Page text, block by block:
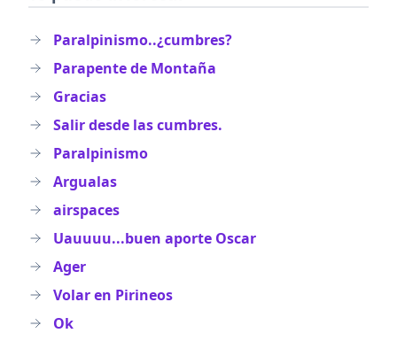
Paralpinismo..¿cumbres?
Parapente de Montaña
Gracias
Salir desde las cumbres.
Paralpinismo
Argualas
airspaces
Uauuuu...buen aporte Oscar
Ager
Volar en Pirineos
Ok